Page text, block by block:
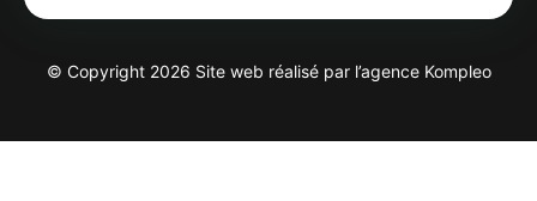
© Copyright 2026 Site web réalisé par l’agence Kompleo